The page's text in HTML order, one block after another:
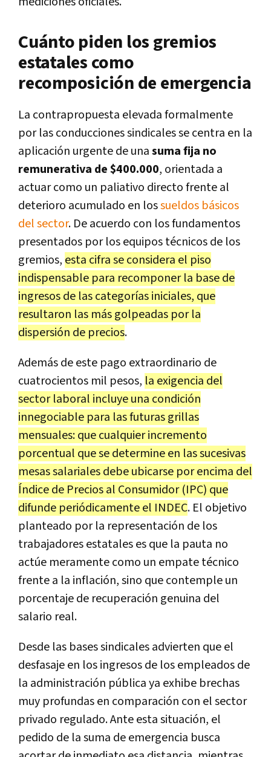
Cuánto piden los gremios
estatales como
recomposición de emergencia
La contrapropuesta elevada formalmente
por las conducciones sindicales se centra en la
aplicación urgente de unasuma fija no
remunerativa de $400.000, orientada a
actuar como un paliativo directo frente al
deterioro acumulado en lossueldos básicos
del sector. De acuerdo con los fundamentos
presentados por los equipos técnicos de los
gremios, esta cifra se considera el piso
indispensable para recomponer la base de
ingresos de las categorías iniciales, que
resultaron las más golpeadas por la
dispersión de precios.
Además de este pago extraordinario de
cuatrocientos mil pesos, la exigencia del
sector laboral incluye una condición
innegociable para las futuras grillas
mensuales: que cualquier incremento
porcentual que se determine en las sucesivas
mesas salariales debe ubicarse por encima del
Índice de Precios al Consumidor (IPC) que
difunde periódicamente el INDEC. El objetivo
planteado por la representación de los
trabajadores estatales es que la pauta no
actúe meramente como un empate técnico
frente a la inflación, sino que contemple un
porcentaje de recuperación genuina del
salario real.
Desde las bases sindicales advierten que el
desfasaje en los ingresos de los empleados de
la administración pública ya exhibe brechas
muy profundas en comparación con el sector
privado regulado. Ante esta situación, el
pedido de la suma de emergencia busca